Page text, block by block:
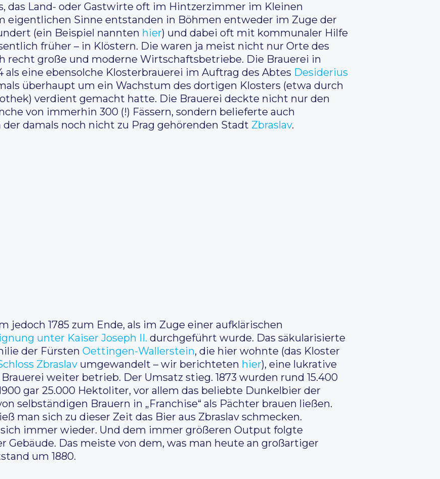
das Land- oder Gastwirte oft im Hintzerzimmer im Kleinen
eigentlichen Sinne entstanden in Böhmen entweder im Zuge der
(ein Beispiel nannten hier) und dabei oft mit kommunaler Hilfe
früher – in Klöstern. Die waren ja meist nicht nur Orte des
recht große und moderne Wirtschaftsbetriebe. Die Brauerei in
als eine ebensolche Klosterbrauerei im Auftrag des Abtes Desiderius
überhaupt um ein Wachstum des dortigen Klosters (etwa durch
verdient gemacht hatte. Die Brauerei deckte nicht nur den
von immerhin 300 (!) Fässern, sondern belieferte auch
damals noch nicht zu Prag gehörenden Stadt Zbraslav.
jedoch 1785 zum Ende, als im Zuge einer aufklärischen
unter Kaiser Joseph II. durchgeführt wurde. Das säkularisierte
der Fürsten Oettingen-Wallerstein, die hier wohnte (das Kloster
Zbraslav umgewandelt – wir berichteten hier), eine lukrative
weiter betrieb. Der Umsatz stieg. 1873 wurden rund 15.400
gar 25.000 Hektoliter, vor allem das beliebte Dunkelbier der
selbständigen Brauern in „Franchise“ als Pächter brauen ließen.
man sich zu dieser Zeit das Bier aus Zbraslav schmecken.
immer wieder. Und dem immer größeren Output folgte
Gebäude. Das meiste von dem, was man heute an großartiger
um 1880.